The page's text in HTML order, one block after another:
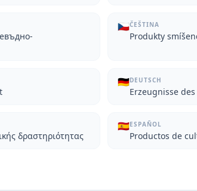
🇨🇿ČEŠTINA
Produkty
🇩🇪DEUTSCH
Erzeugnisse
δραστηριότητας
🇪🇸ESPAÑOL
Productos de